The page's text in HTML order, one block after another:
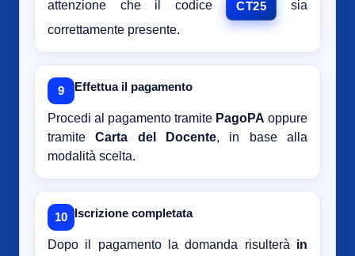
attenzione che il codice
CT25
sia
correttamente presente.
9 Effettua il pagamento
Procedi al pagamento tramite PagoPA oppure
tramiteCarta del Docente, in base alla
modalità scelta.
10 Iscrizione completata
Dopo il pagamento la domanda risulterà in